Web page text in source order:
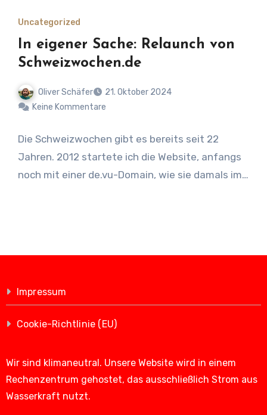
Uncategorized
In eigener Sache: Relaunch von
Schweizwochen.de
Oliver Schäfer
21. Oktober 2024
Keine Kommentare
Die Schweizwochen gibt es bereits seit 22
Jahren. 2012 startete ich die Website, anfangs
noch mit einer de.vu-Domain, wie sie damals im…
Impressum
Cookie-Richtlinie (EU)
Wir sind klimaneutral. Unsere Website wird in einem
Rechenzentrum gehostet, das ausschließlich Strom aus
Wasserkraft nutzt.